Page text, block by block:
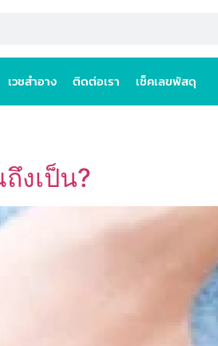
เวชสำอาง ติดต่อเรา เช็คเลขพัสดุ
งเป็น?